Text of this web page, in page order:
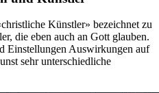
Künstler» bezeichnet zu
die eben auch an Gott glauben.
Einstellungen Auswirkungen auf
sehr unterschiedliche